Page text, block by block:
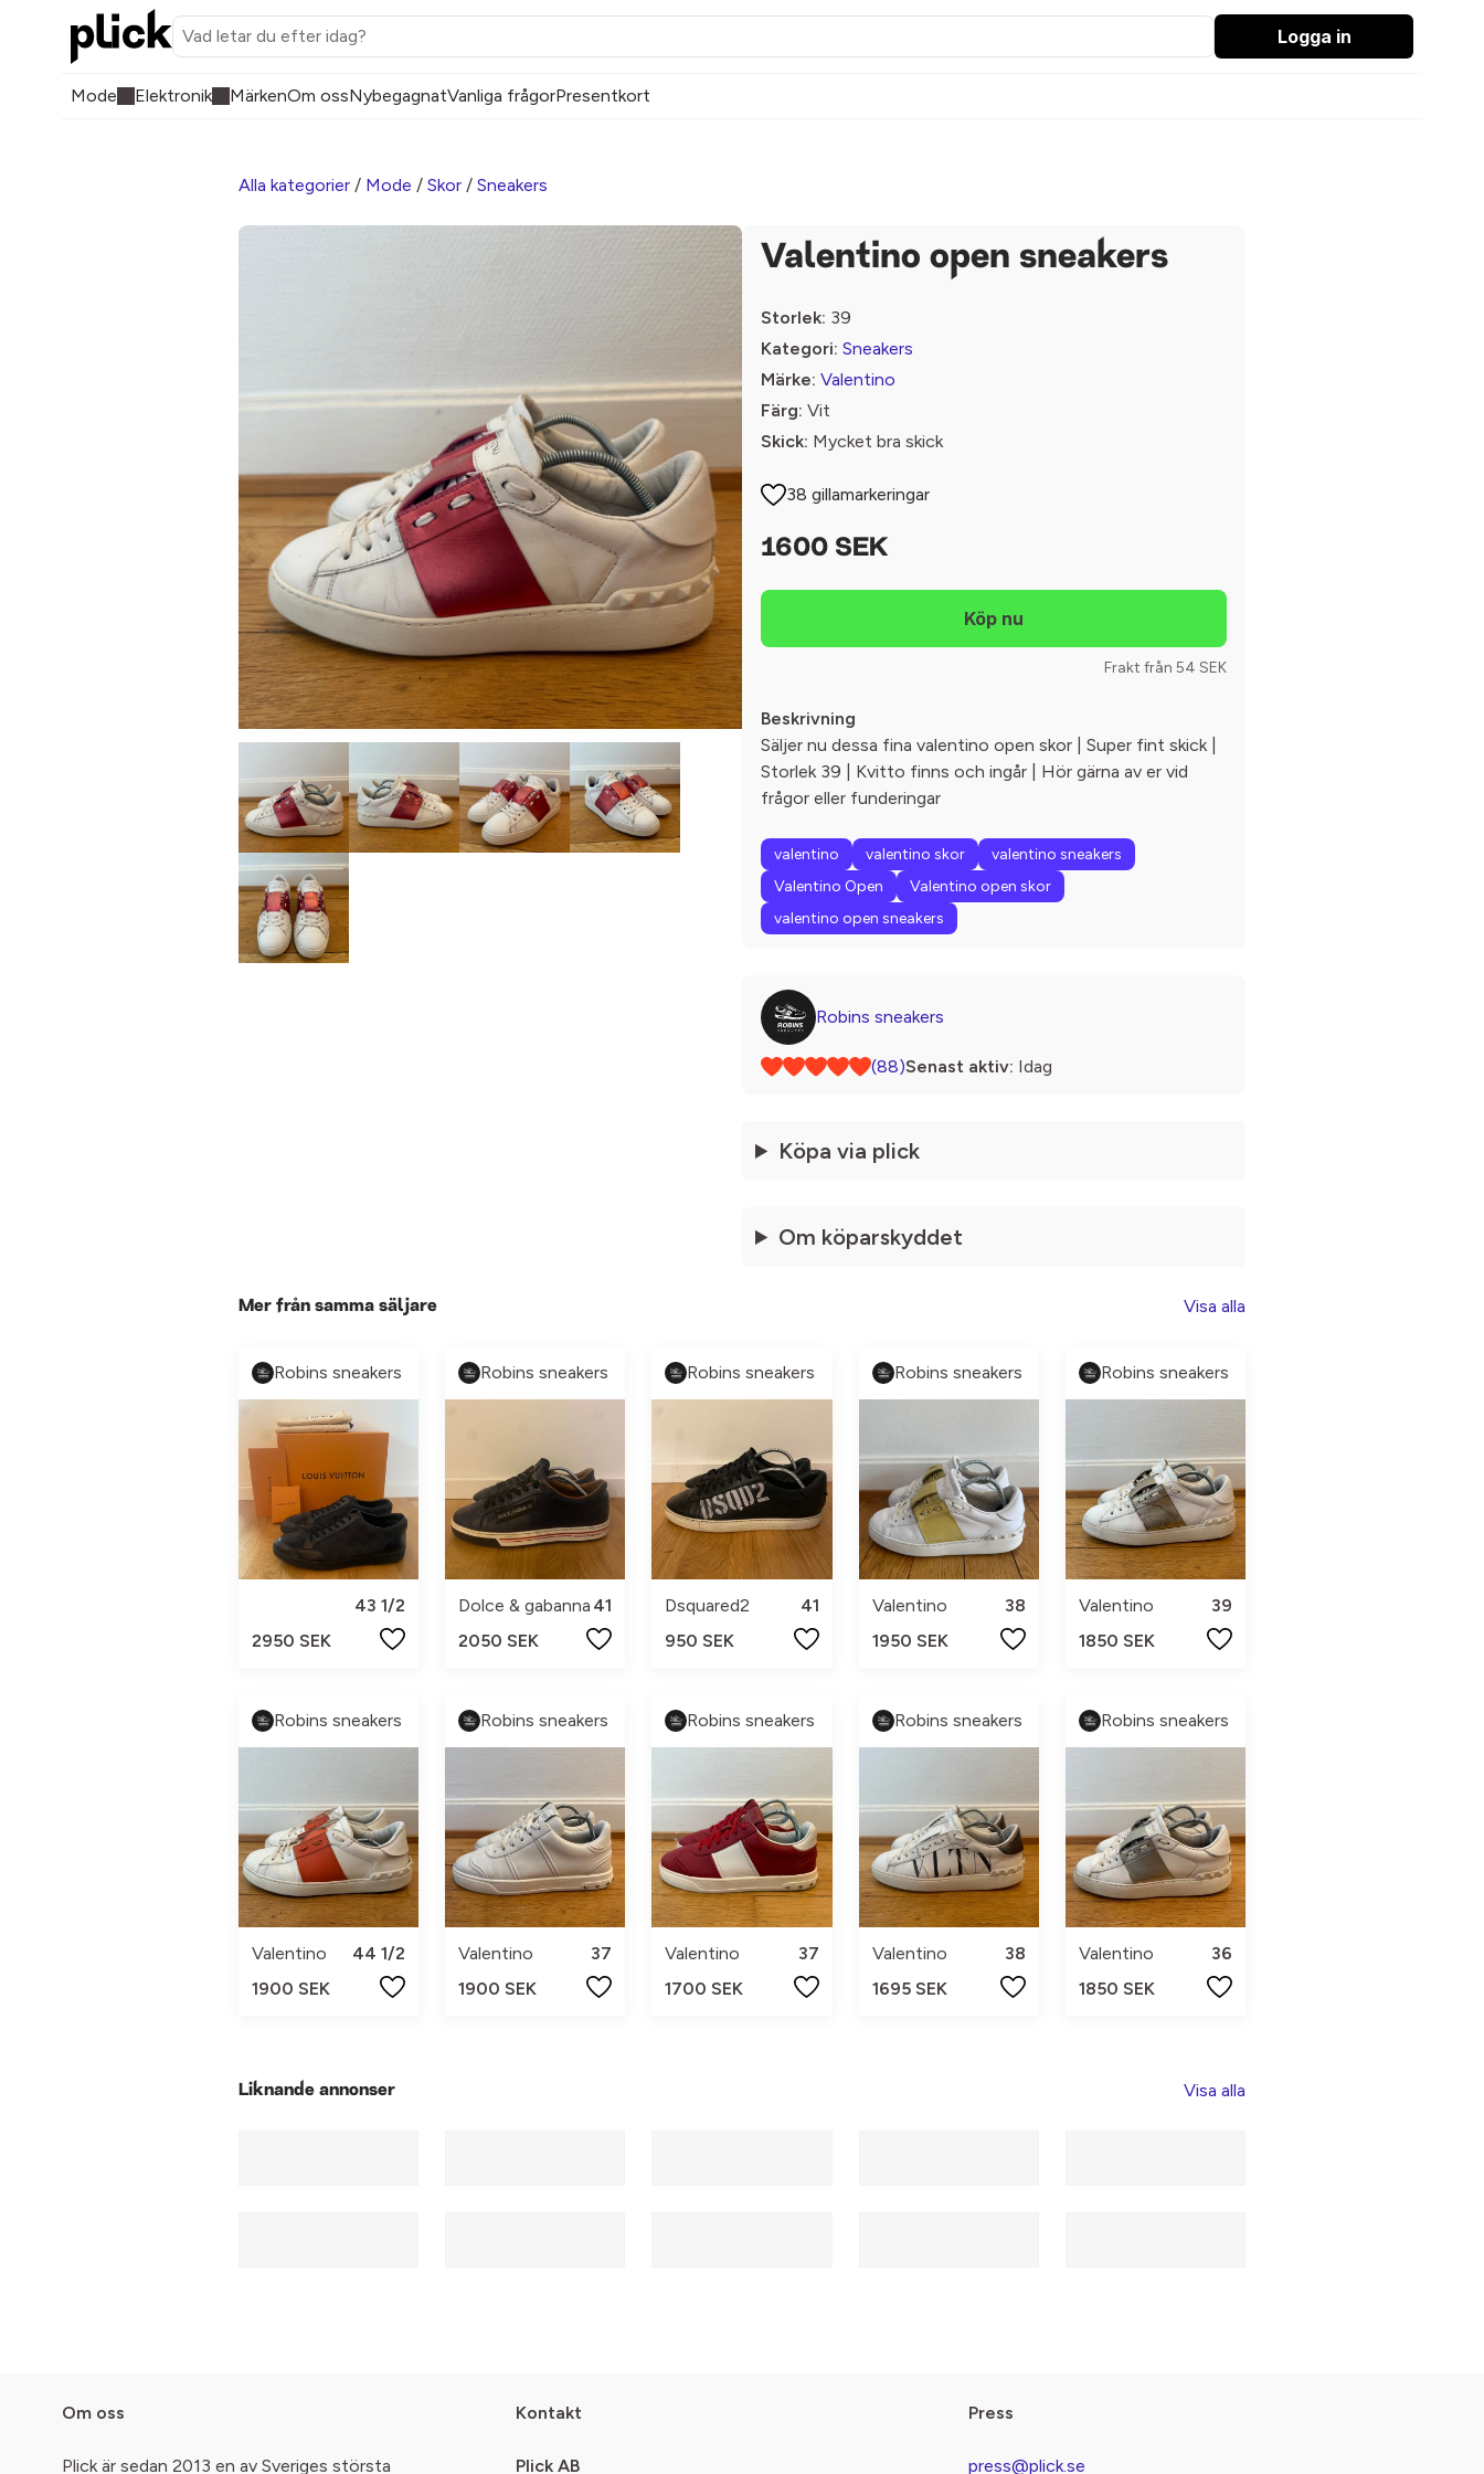
Logga in
Mode Elektronik MärkenOm ossNybegagnatVanliga frågorPresentkort
Alla kategorier / Mode / Skor / Sneakers
Valentino open sneakers
Storlek: 39
Kategori: Sneakers
Märke: Valentino
Färg: Vit
Skick: Mycket bra skick
38 gillamarkeringar
1600 SEK
Frakt från 54 SEK
Beskrivning
Säljer nu dessa fina valentino open skor | Super fint skick |
Storlek 39 | Kvitto finns och ingår | Hör gärna av er vid
frågor eller funderingar
valentino valentino skor
valentino sneakers
Valentino Open
Valentino open skor
valentino open sneakers
Robins sneakers
(88)Senast aktiv: Idag
Köpa via plick
Om köparskyddet
Mer från samma säljare Visa alla
Robins sneakers
43 1/2
2950 SEK
Robins sneakers
Dolce & gabanna 41
2050 SEK
Robins sneakers
Dsquared2
41
950 SEK
Robins sneakers
Valentino
38
1950 SEK
Robins sneakers
Valentino
39
1850 SEK
Robins sneakers
Valentino
44 1/2
1900 SEK
Robins sneakers
Valentino
37
1900 SEK
Robins sneakers
Valentino
37
1700 SEK
Robins sneakers
Valentino
38
1695 SEK
Robins sneakers
Valentino
36
1850 SEK
Liknande annonser Visa alla
Om oss
Plick är sedan 2013 en av Sveriges största
Kontakt
Plick AB
Press
press@plick.se